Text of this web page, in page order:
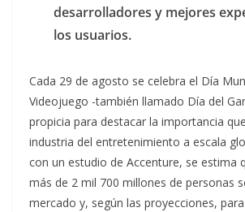
desarrolladores y mejores
los usuarios.
Cada 29 de agosto se celebra el Día
Videojuego -también llamado Día del
propicia para destacar la importancia
industria del entretenimiento a escala
con un estudio de Accenture, se estima
más de 2 mil 700 millones de personas
mercado y, según las proyecciones,